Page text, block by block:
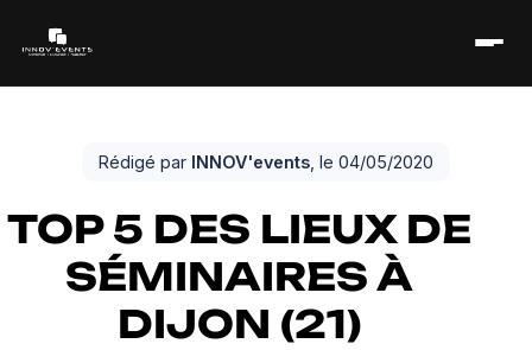
Rédigé par INNOV'events , le 04/05/2020
TOP 5 DES LIEUX DE
SÉMINAIRES À
DIJON (21)